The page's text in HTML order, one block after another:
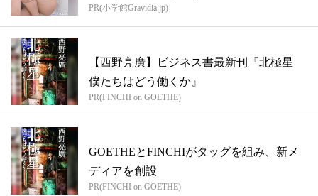
PR(小学館Gravidia.jp)
【西野亮廣】ビジネス書最新刊『北極星
僕たちはどう働くか』
PR(FINCHI on GOETHE)
GOETHEとFINCHIがタッグを組み、新メ
ディアを創設
PR(FINCHI on GOETHE)